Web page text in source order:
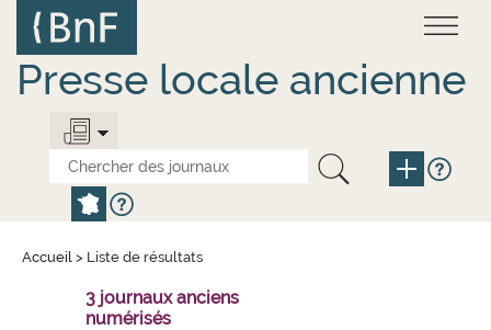
contenu
principal
Presse locale ancienne
Accueil > Liste de résultats
3 journaux anciens
numérisés
Panneau de gestion des cookies